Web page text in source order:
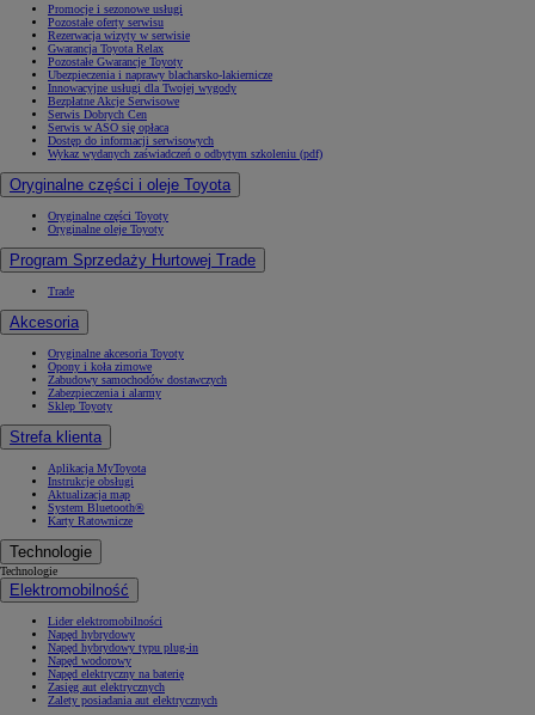
Promocje i sezonowe usługi
Pozostałe oferty serwisu
Rezerwacja wizyty w serwisie
Gwarancja Toyota Relax
Pozostałe Gwarancje Toyoty
Ubezpieczenia i naprawy blacharsko-lakiernicze
Innowacyjne usługi dla Twojej wygody
Bezpłatne Akcje Serwisowe
Serwis Dobrych Cen
Serwis w ASO się opłaca
Dostęp do informacji serwisowych
Wykaz wydanych zaświadczeń o odbytym szkoleniu (pdf)
Oryginalne części i oleje Toyota
Oryginalne części Toyoty
Oryginalne oleje Toyoty
Program Sprzedaży Hurtowej Trade
Trade
Akcesoria
Oryginalne akcesoria Toyoty
Opony i koła zimowe
Zabudowy samochodów dostawczych
Zabezpieczenia i alarmy
Sklep Toyoty
Strefa klienta
Aplikacja MyToyota
Instrukcje obsługi
Aktualizacja map
System Bluetooth®
Karty Ratownicze
Technologie
Technologie
Elektromobilność
Lider elektromobilności
Napęd hybrydowy
Napęd hybrydowy typu plug-in
Napęd wodorowy
Napęd elektryczny na baterię
Zasięg aut elektrycznych
Zalety posiadania aut elektrycznych